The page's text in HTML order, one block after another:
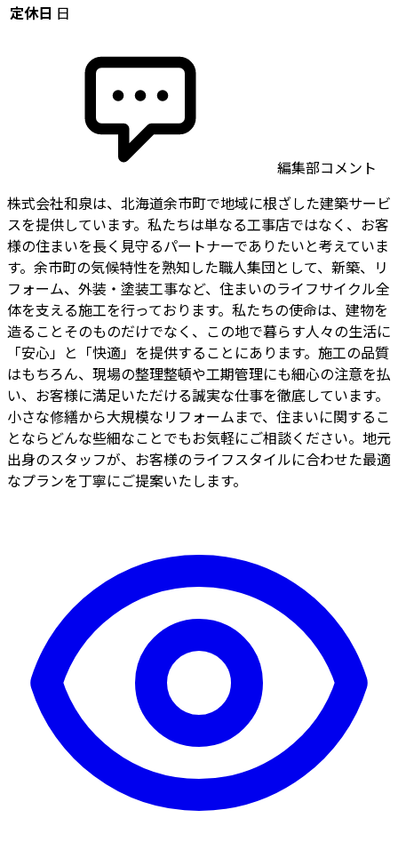
定休日 日
編集部コメント
株式会社和泉は、北海道余市町で地域に根ざした建築サービ
スを提供しています。私たちは単なる工事店ではなく、お客
様の住まいを長く見守るパートナーでありたいと考えていま
す。余市町の気候特性を熟知した職人集団として、新築、リ
フォーム、外装・塗装工事など、住まいのライフサイクル全
体を支える施工を行っております。私たちの使命は、建物を
造ることそのものだけでなく、この地で暮らす人々の生活に
「安心」と「快適」を提供することにあります。施工の品質
はもちろん、現場の整理整頓や工期管理にも細心の注意を払
い、お客様に満足いただける誠実な仕事を徹底しています。
小さな修繕から大規模なリフォームまで、住まいに関するこ
とならどんな些細なことでもお気軽にご相談ください。地元
出身のスタッフが、お客様のライフスタイルに合わせた最適
なプランを丁寧にご提案いたします。